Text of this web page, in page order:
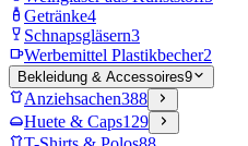
Getränke4
Schnapsgläsern3
Werbemittel Plastikbecher2
Bekleidung & Accessoires9
Anziehsachen388
Huete & Caps129